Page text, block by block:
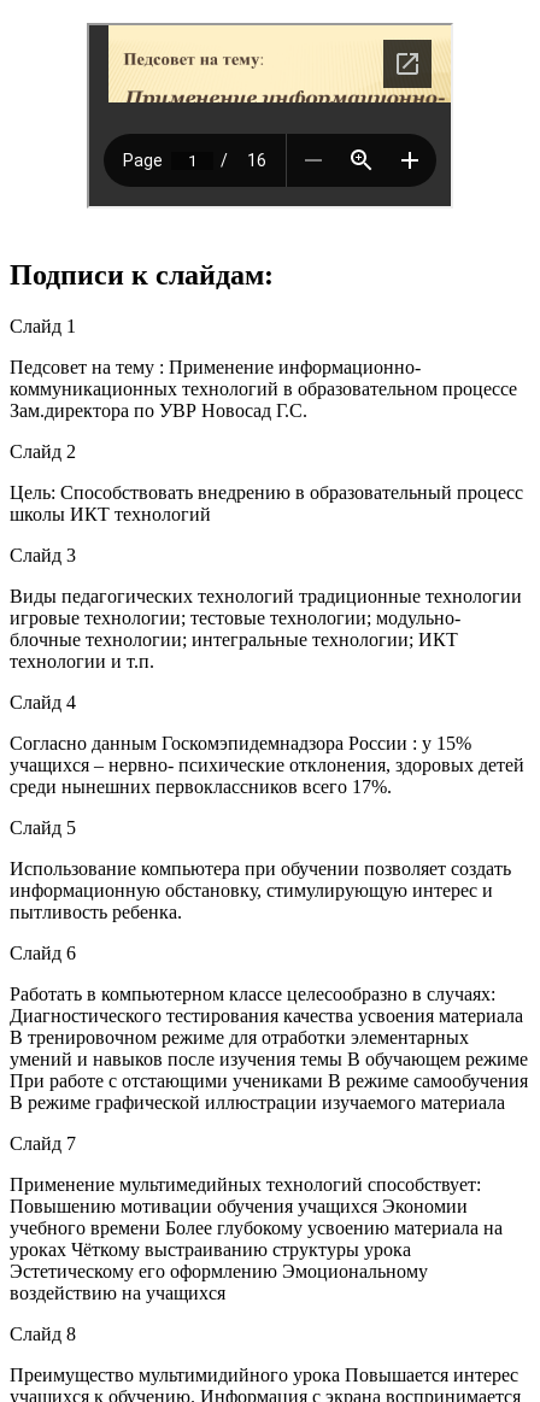
Подписи к слайдам:
Слайд 1
Педсовет на тему : Применение информационно-
коммуникационных технологий в образовательном процессе
Зам.директора по УВР Новосад Г.С.
Слайд 2
Цель: Способствовать внедрению в образовательный процесс
школы ИКТ технологий
Слайд 3
Виды педагогических технологий традиционные технологии
игровые технологии; тестовые технологии; модульно-
блочные технологии; интегральные технологии; ИКТ
технологии и т.п.
Слайд 4
Согласно данным Госкомэпидемнадзора России : у 15%
учащихся – нервно- психические отклонения, здоровых детей
среди нынешних первоклассников всего 17%.
Слайд 5
Использование компьютера при обучении позволяет создать
информационную обстановку, стимулирующую интерес и
пытливость ребенка.
Слайд 6
Работать в компьютерном классе целесообразно в случаях:
Диагностического тестирования качества усвоения материала
В тренировочном режиме для отработки элементарных
умений и навыков после изучения темы В обучающем режиме
При работе с отстающими учениками В режиме самообучения
В режиме графической иллюстрации изучаемого материала
Слайд 7
Применение мультимедийных технологий способствует:
Повышению мотивации обучения учащихся Экономии
учебного времени Более глубокому усвоению материала на
уроках Чёткому выстраиванию структуры урока
Эстетическому его оформлению Эмоциональному
воздействию на учащихся
Слайд 8
Преимущество мультимидийного урока Повышается интерес
учащихся к обучению. Информация с экрана воспринимается